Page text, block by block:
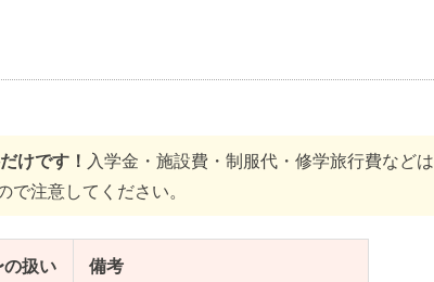
けです！ 入学金・施設費・制服代・修学旅行費などは
注意してください。
扱い 備考